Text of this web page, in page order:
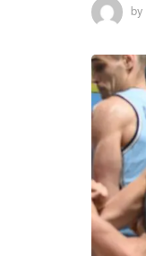
by